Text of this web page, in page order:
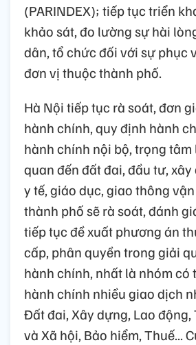
(PARINDEX); tiếp tục triển
khảo sát, đo lường sự hài
dân, tổ chức đối với sự phục
đơn vị thuộc thành phố.
Hà Nội tiếp tục rà soát, đơn
hành chính, quy định hành
hành chính nội bộ, trọng
quan đến đất đai, đầu tư,
y tế, giáo dục, giao thông
thành phố sẽ rà soát, đánh
tiếp tục đề xuất phương án
cấp, phân quyền trong giải
hành chính, nhất là nhóm có
hành chính nhiều giao dịch
Đất đai, Xây dựng, Lao
và Xã hội, Bảo hiểm, Thuế...